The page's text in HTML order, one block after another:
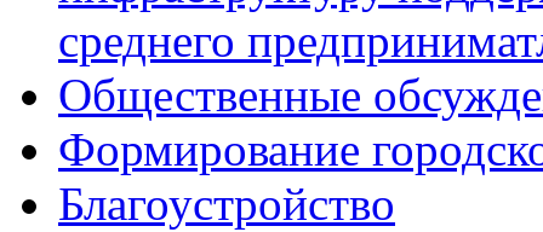
среднего
Общественные
Формирование
Благоустройство